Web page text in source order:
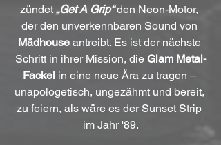
zündet „Get A Grip“ den Neon-Motor,
der den unverkennbaren Sound von
Mädhouse antreibt. Es ist der nächste
Schritt in ihrer Mission, die Glam Metal-
Fackel in eine neue Ära zu tragen –
unapologetisch, ungezähmt und bereit,
zu feiern, als wäre es der Sunset Strip
im Jahr '89.